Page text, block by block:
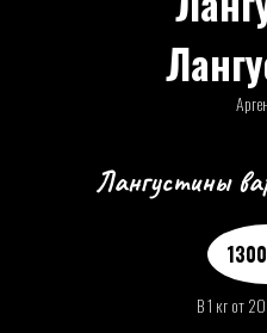
Лангустины
1300
В 1 кг от